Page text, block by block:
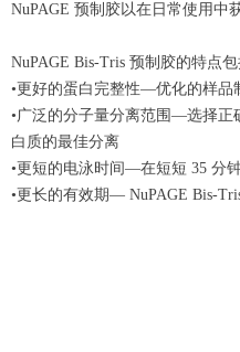
NuPAGE 预制胶以在日常使用中
NuPAGE Bis-Tris 预制胶的特点包
•更好的蛋白完整性—优化的样品
•广泛的分子量分离范围—选择正
白质的最佳分离
•更短的电泳时间—在短短 35 分
•更长的有效期— NuPAGE Bis-